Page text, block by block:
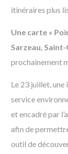
itinéraires plus
Une carte «
Sarzeau,
prochainement
Le 23 juillet,
service
et encadré par
afin de
outil de